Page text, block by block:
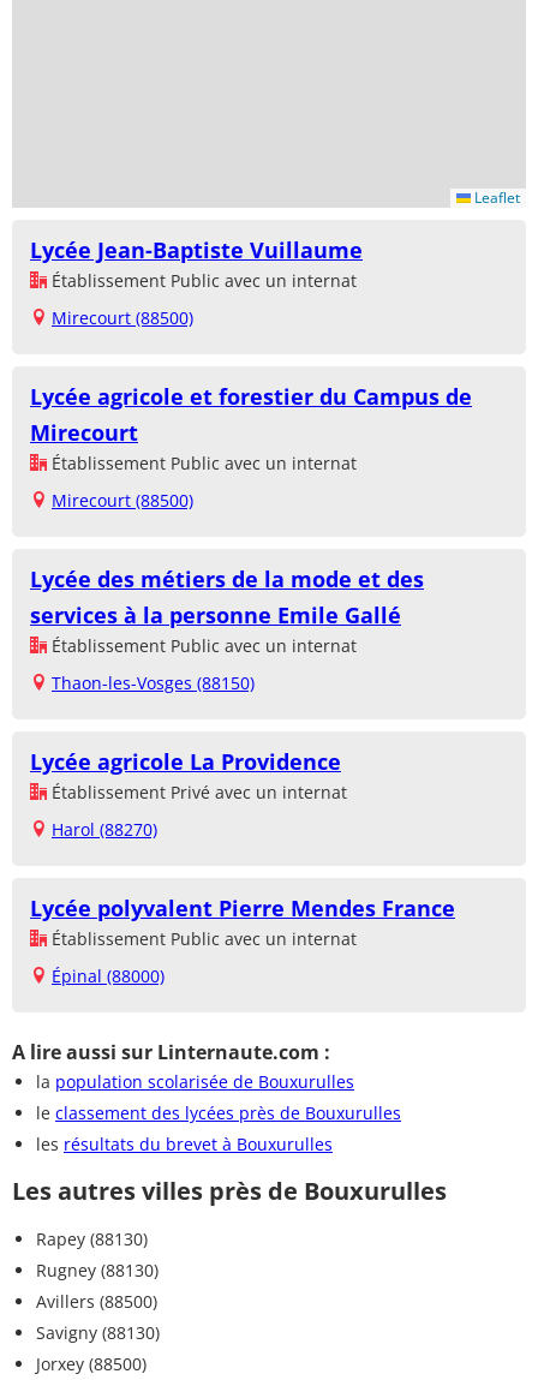
Leaflet
Lycée Jean-Baptiste Vuillaume
Établissement Public avec un internat
Mirecourt (88500)
Lycée agricole et forestier du Campus de
Mirecourt
Établissement Public avec un internat
Mirecourt (88500)
Lycée des métiers de la mode et des
services à la personne Emile Gallé
Établissement Public avec un internat
Thaon-les-Vosges (88150)
Lycée agricole La Providence
Établissement Privé avec un internat
Harol (88270)
Lycée polyvalent Pierre Mendes France
Établissement Public avec un internat
Épinal (88000)
A lire aussi sur Linternaute.com :
la population scolarisée de Bouxurulles
le classement des lycées près de Bouxurulles
les résultats du brevet à Bouxurulles
Les autres villes près de Bouxurulles
Rapey (88130)
Rugney (88130)
Avillers (88500)
Savigny (88130)
Jorxey (88500)